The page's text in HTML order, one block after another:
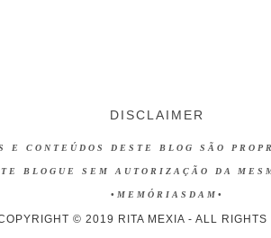
DISCLAIMER
E CONTEÚDOS DESTE BLOG SÃO
BLOGUE SEM AUTORIZAÇÃO DA
•MEMÓRIASDAM •
© 2019 RITA MEXIA - ALL RIGHTS